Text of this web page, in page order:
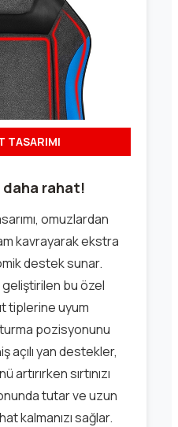
TASARIMI
daha rahat!
omuzlardan
kavrayarak ekstra
destek sunar.
bu özel
tiplerine uyum
pozisyonunu
açılı yan destekler,
sırtınızı
tutar ve uzun
kalmanızı sağlar.